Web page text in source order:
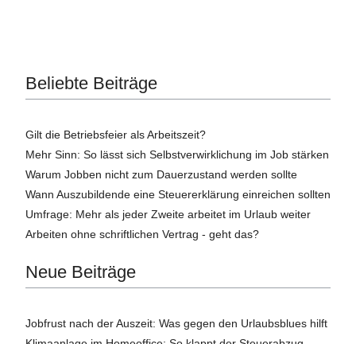
Beliebte Beiträge
Gilt die Betriebsfeier als Arbeitszeit?
Mehr Sinn: So lässt sich Selbstverwirklichung im Job stärken
Warum Jobben nicht zum Dauerzustand werden sollte
Wann Auszubildende eine Steuererklärung einreichen sollten
Umfrage: Mehr als jeder Zweite arbeitet im Urlaub weiter
Arbeiten ohne schriftlichen Vertrag - geht das?
Neue Beiträge
Jobfrust nach der Auszeit: Was gegen den Urlaubsblues hilft